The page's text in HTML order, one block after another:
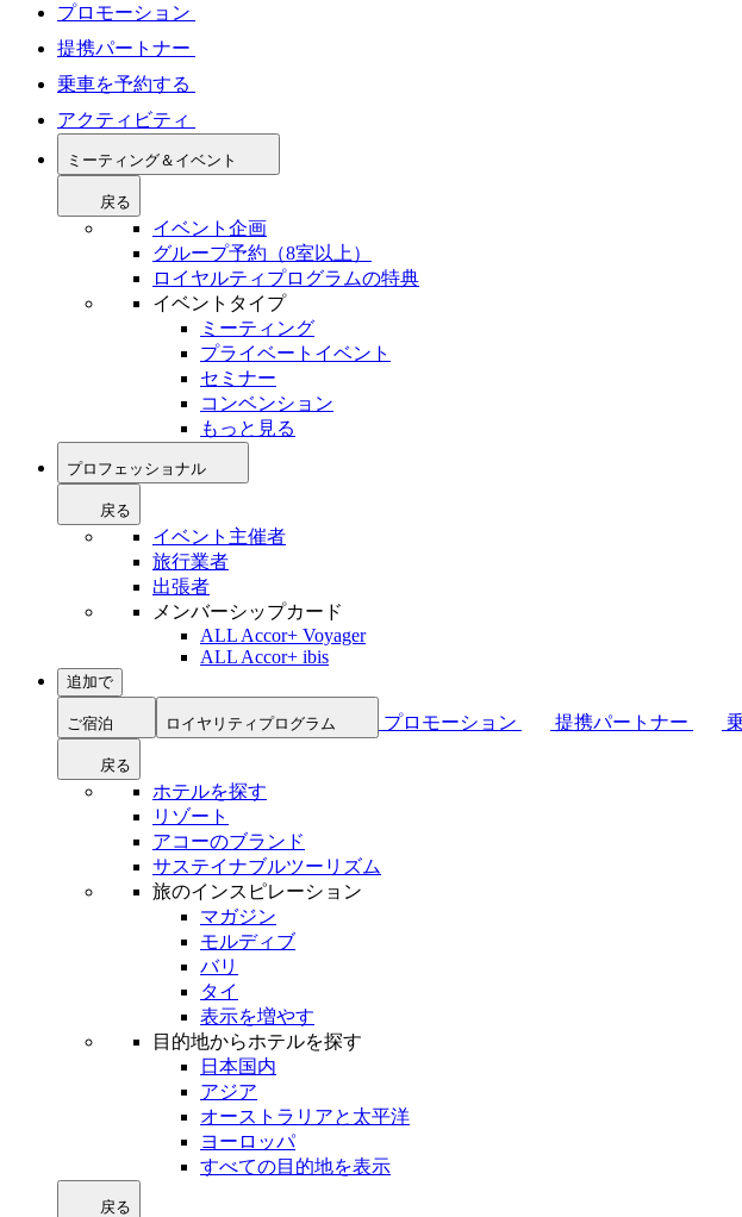
プロモーション
提携パートナー
乗車を予約する
アクティビティ
ミーティング＆イベント
戻る
イベント企画
グループ予約（8室以上）
ロイヤルティプログラムの特典
イベントタイプ
ミーティング
プライベートイベント
セミナー
コンベンション
もっと見る
プロフェッショナル
戻る
イベント主催者
旅行業者
出張者
メンバーシップカード
ALL Accor+ Voyager
ALL Accor+ ibis
追加で
ご宿泊 ロイヤリティプログラム プロモーション 提携パートナー
戻る
ホテルを探す
リゾート
アコーのブランド
サステイナブルツーリズム
旅のインスピレーション
マガジン
モルディブ
バリ
タイ
表示を増やす
目的地からホテルを探す
日本国内
アジア
オーストラリアと太平洋
ヨーロッパ
すべての目的地を表示
戻る